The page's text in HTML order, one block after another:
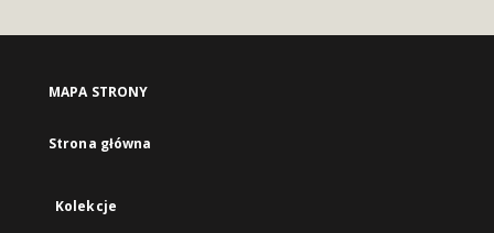
MAPA STRONY
Strona główna
Kolekcje